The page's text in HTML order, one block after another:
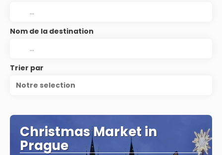
Nom de la destination
Trier par
Notre selection
Christmas Market in
Prague